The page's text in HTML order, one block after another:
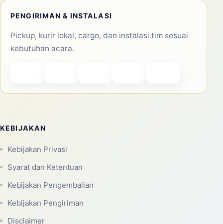
PENGIRIMAN & INSTALASI
Pickup, kurir lokal, cargo, dan instalasi tim sesuai
kebutuhan acara.
KEBIJAKAN
Kebijakan Privasi
Syarat dan Ketentuan
Kebijakan Pengembalian
Kebijakan Pengiriman
Disclaimer